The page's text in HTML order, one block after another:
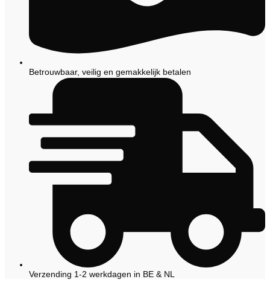
Betrouwbaar, veilig en gemakkelijk betalen
Verzending 1-2 werkdagen in BE & NL